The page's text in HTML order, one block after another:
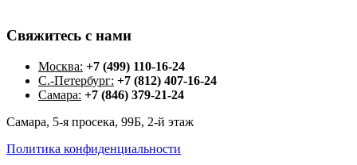
Свяжитесь с нами
Москва: +7 (499) 110-16-24
С.-Петербург: +7 (812) 407-16-24
Самара: +7 (846) 379-21-24
Самара, 5-я просека, 99Б, 2-й этаж
Политика конфиденциальности